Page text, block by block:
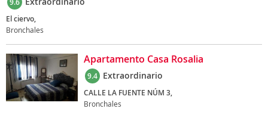
9.6
El ciervo,
Bronchales
Apartamento Casa Rosalia
9.4 Extraordinario
CALLE LA FUENTE NÚM 3,
Bronchales